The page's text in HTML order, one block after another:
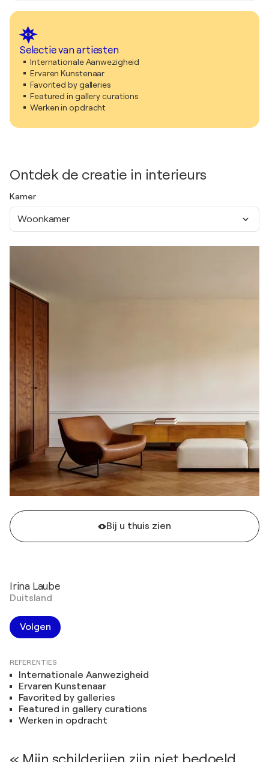
Selectie van artiesten
Internationale Aanwezigheid
Ervaren Kunstenaar
Favorited by galleries
Featured in gallery curations
Werken in opdracht
Ontdek de creatie in interieurs
Kamer
Woonkamer
Bij u thuis zien
Irina Laube
Duitsland
Volgen
REFERENTIES
Internationale Aanwezigheid
Ervaren Kunstenaar
Favorited by galleries
Featured in gallery curations
Werken in opdracht